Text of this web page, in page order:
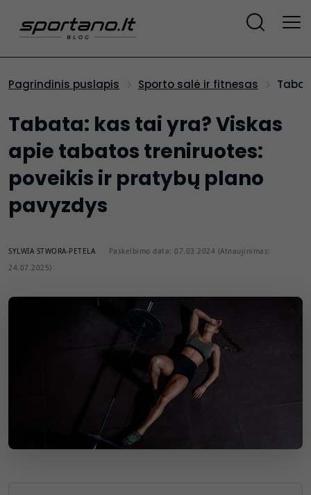
Pagrindinis puslapis Sporto salė ir fitnesas
Tabata: kas tai yra? Viskas
apie tabatos treniruotes:
poveikis ir pratybų plano
pavyzdys
SYLWIA STWORA-PETELA
Paskelbimo data: 07.03.2024 (Atnaujinimas:
24.07.2025)